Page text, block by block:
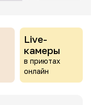
Live-
камеры
в приютах
онлайн